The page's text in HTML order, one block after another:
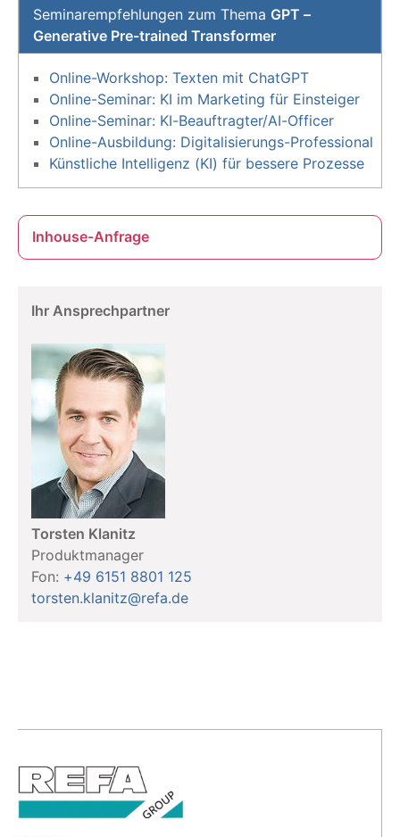
Seminarempfehlungen zum Thema GPT –
Generative Pre-trained Transformer
Online-Workshop: Texten mit ChatGPT
Online-Seminar: KI im Marketing für Einsteiger
Online-Seminar: KI-Beauftragter/AI-Officer
Online-Ausbildung: Digitalisierungs-Professional
Künstliche Intelligenz (KI) für bessere Prozesse
Inhouse-Anfrage
Ihr Ansprechpartner
Torsten Klanitz
Produktmanager
Fon: +49 6151 8801 125
torsten.klanitz@refa.de